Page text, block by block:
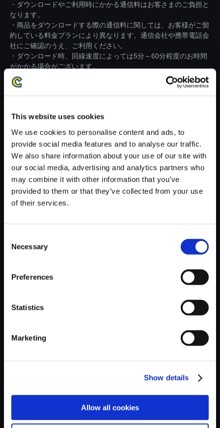
This website uses cookies
We use cookies to personalise content and ads, to
provide social media features and to analyse our traffic.
We also share information about your use of our site with
our social media, advertising and analytics partners who
may combine it with other information that you’ve
provided to them or that they’ve collected from your use
of their services.
Selection
Necessary
Preferences
Statistics
Marketing
Show details
Allow all cookies
・ダウンロードやご利用時にかかる通信料はお客さまのご負担と
なります。
・商品をダウンロードする際の通信料に関しては、お客様がご契
約している料金プランにより異なります。通信会社や携帯電話会
社にご確認のうえ、ご利用ください。
・ダウンロード時、回線速度によっては5分～60分程度のお時間
がかかる場合がございます。
※ご購入いただいたファイルのダウンロードの際には、通信環境
が安定しているWifi環境でお試しください。
【単曲】BIOHAZARD REVELA
TIONS2 Best Track Collection
Theme of Barry
【単曲】